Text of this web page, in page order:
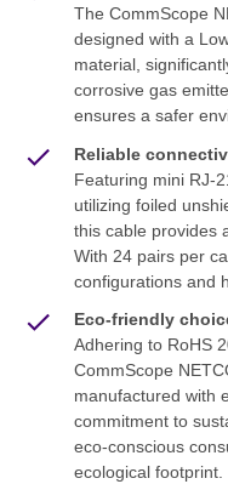
The CommScope
designed with a
material,
corrosive gas
ensures a safer
Reliable
Featuring mini RJ-
utilizing foiled
this cable provides
With 24 pairs per
configurations and
Eco-friendly
Adhering to RoHS
CommScope
manufactured with
commitment to
eco-conscious
ecological footprint.